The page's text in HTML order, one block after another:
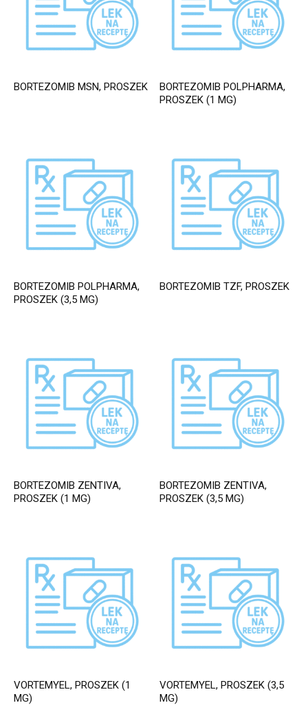
BORTEZOMIB MSN, PROSZEK
BORTEZOMIB POLPHARMA,
PROSZEK (1 MG)
BORTEZOMIB POLPHARMA,
PROSZEK (3,5 MG)
BORTEZOMIB TZF, PROSZEK
BORTEZOMIB ZENTIVA,
PROSZEK (1 MG)
BORTEZOMIB ZENTIVA,
PROSZEK (3,5 MG)
VORTEMYEL, PROSZEK (1
MG)
VORTEMYEL, PROSZEK (3,5
MG)